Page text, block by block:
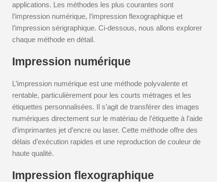
applications. Les méthodes les plus courantes sont
l’impression numérique, l’impression flexographique et
l’impression sérigraphique. Ci-dessous, nous allons explorer
chaque méthode en détail.
Impression numérique
L’impression numérique est une méthode polyvalente et
rentable, particulièrement pour les courts métrages et les
étiquettes personnalisées. Il s’agit de transférer des images
numériques directement sur le matériau de l’étiquette à l’aide
d’imprimantes jet d’encre ou laser. Cette méthode offre des
délais d’exécution rapides et une reproduction de couleur de
haute qualité.
Impression flexographique